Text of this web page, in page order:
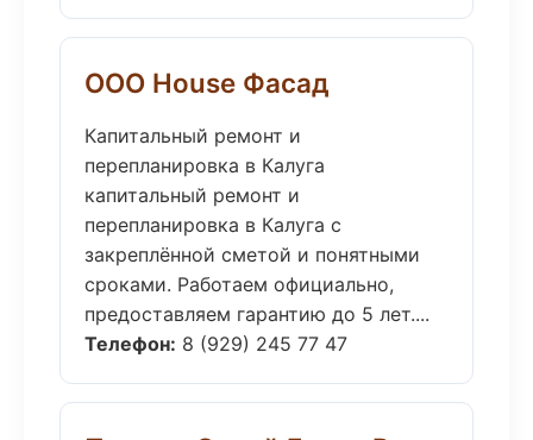
ООО House Фасад
Капитальный ремонт и
перепланировка в Калуга
капитальный ремонт и
перепланировка в Калуга с
закреплённой сметой и понятными
сроками. Работаем официально,
предоставляем гарантию до 5 лет....
Телефон: 8 (929) 245 77 47